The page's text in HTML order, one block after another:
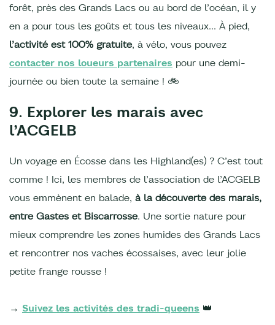
forêt, près des Grands Lacs ou au bord de l’océan, il y
en a pour tous les goûts et tous les niveaux… À pied,
l’activité est 100% gratuite, à vélo, vous pouvez
contacter nos loueurs partenaires pour une demi-
journée ou bien toute la semaine ! 🚲
9. Explorer les marais avec
l’ACGELB
Un voyage en Écosse dans les Highland(es) ? C’est tout
comme ! Ici, les membres de l’association de l’ACGELB
vous emmènent en balade, à la découverte des marais,
entre Gastes et Biscarrosse. Une sortie nature pour
mieux comprendre les zones humides des Grands Lacs
et rencontrer nos vaches écossaises, avec leur jolie
petite frange rousse !
→ Suivez les activités des tradi-queens 👑